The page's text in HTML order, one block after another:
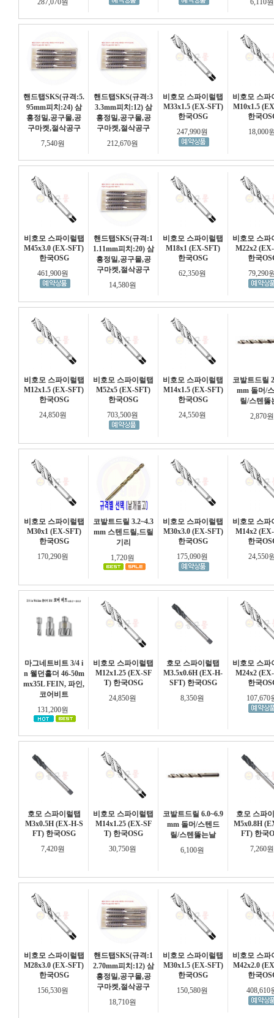
287,070원 6,110
핸드탭SKS(규격:5.
95mm피치:24) 삼
흥정밀,공구몰,공
구마켓,절삭공구
7,540원
핸드탭SKS(규격:3
3.3mm피치:12) 삼
흥정밀,공구몰,공
구마켓,절삭공구
212,670원
비호모 스파이럴탭
M33x1.5 (EX-SFT)
한국OSG
247,990원
비호모 스파
M10x1.5
한국
18,000
비호모 스파이럴탭
M45x3.0 (EX-SFT)
한국OSG
461,900원
핸드탭SKS(규격:1
1.11mm피치:20) 삼
흥정밀,공구몰,공
구마켓,절삭공구
14,580원
비호모 스파이럴탭
M18x1 (EX-SFT)
한국OSG
62,350원
비호모 스파
M22x2
한국
79,290
비호모 스파이럴탭
M12x1.5 (EX-SFT)
한국OSG
24,850원
비호모 스파이럴탭
M52x5 (EX-SFT)
한국OSG
703,500원
비호모 스파이럴탭
M14x1.5 (EX-SFT)
한국OSG
24,550원
코발트드릴
mm 돌머/
릴/스텐뚫
2,870
비호모 스파이럴탭
M30x1 (EX-SFT)
한국OSG
170,290원
코발트드릴 3.2~4.3
mm 스텐드릴,드릴
기리
1,720원
비호모 스파이럴탭
M30x3.0 (EX-SFT)
한국OSG
175,090원
비호모 스파
M14x2
한국
24,550
마그네트비트 3/4 i
n 웰던홀더 46-50m
mx35L FEIN, 파인,
코어비트
131,200원
비호모 스파이럴탭
M12x1.25 (EX-SF
T) 한국OSG
24,850원
호모 스파이럴탭
M3.5x0.6H (EX-H-
SFT) 한국OSG
8,350원
비호모 스파
M24x2
한국
107,670
호모 스파이럴탭
M3x0.5H (EX-H-S
FT) 한국OSG
7,420원
비호모 스파이럴탭
M14x1.25 (EX-SF
T) 한국OSG
30,750원
코발트드릴 6.0~6.9
mm 돌머/스텐드
릴/스텐뚫는날
6,100원
호모 스파
M5x0.8H
FT) 한국
7,260
비호모 스파이럴탭
M28x3.0 (EX-SFT)
한국OSG
156,530원
핸드탭SKS(규격:1
2.70mm피치:12) 삼
흥정밀,공구몰,공
구마켓,절삭공구
18,710원
비호모 스파이럴탭
M30x1.5 (EX-SFT)
한국OSG
150,580원
비호모 스파
M42x2.0
한국
408,610